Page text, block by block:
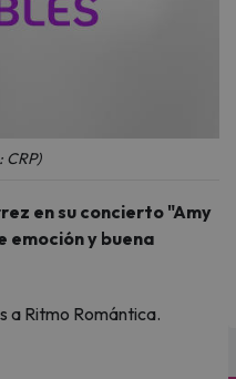
en su concierto "Amy
emoción y buena
a Ritmo Romántica.